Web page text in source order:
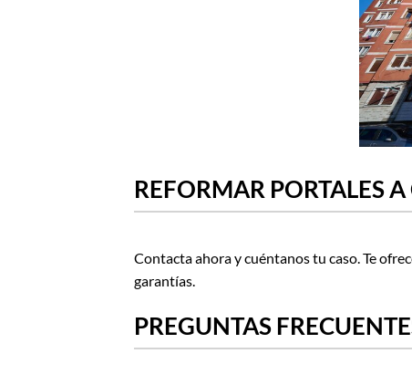
REFORMAR PORTALES
Contacta ahora y cuéntanos tu caso. Te
garantías.
PREGUNTAS